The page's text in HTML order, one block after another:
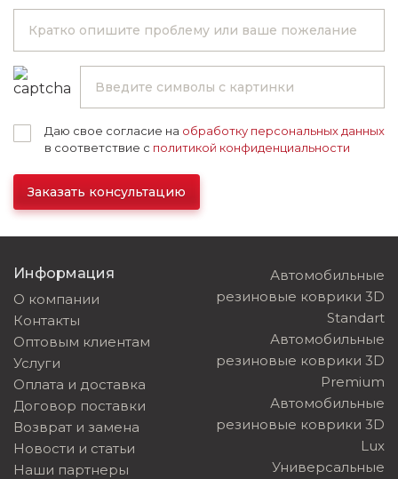
Даю свое согласие на обработку персональных данных
в соответствие с политикой конфиденциальности
Заказать консультацию
Информация
О компании
Контакты
Оптовым клиентам
Услуги
Оплата и доставка
Договор поставки
Возврат и замена
Новости и статьи
Наши партнеры
Автомобильные
резиновые коврики 3D
Standart
Автомобильные
резиновые коврики 3D
Premium
Автомобильные
резиновые коврики 3D
Lux
Универсальные